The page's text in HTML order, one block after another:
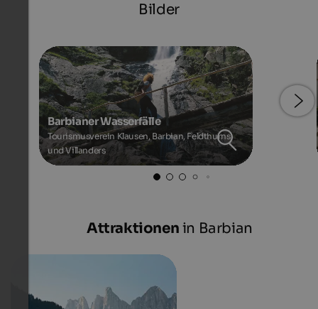
Bilder
Barbianer Wasserfälle
Tourismusverein Klausen, Barbian, Feldthurns
und Villanders
Attraktionen in Barbian